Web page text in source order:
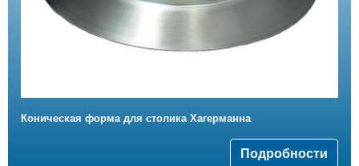
Коническая форма для столика Хагерманна
Подробности